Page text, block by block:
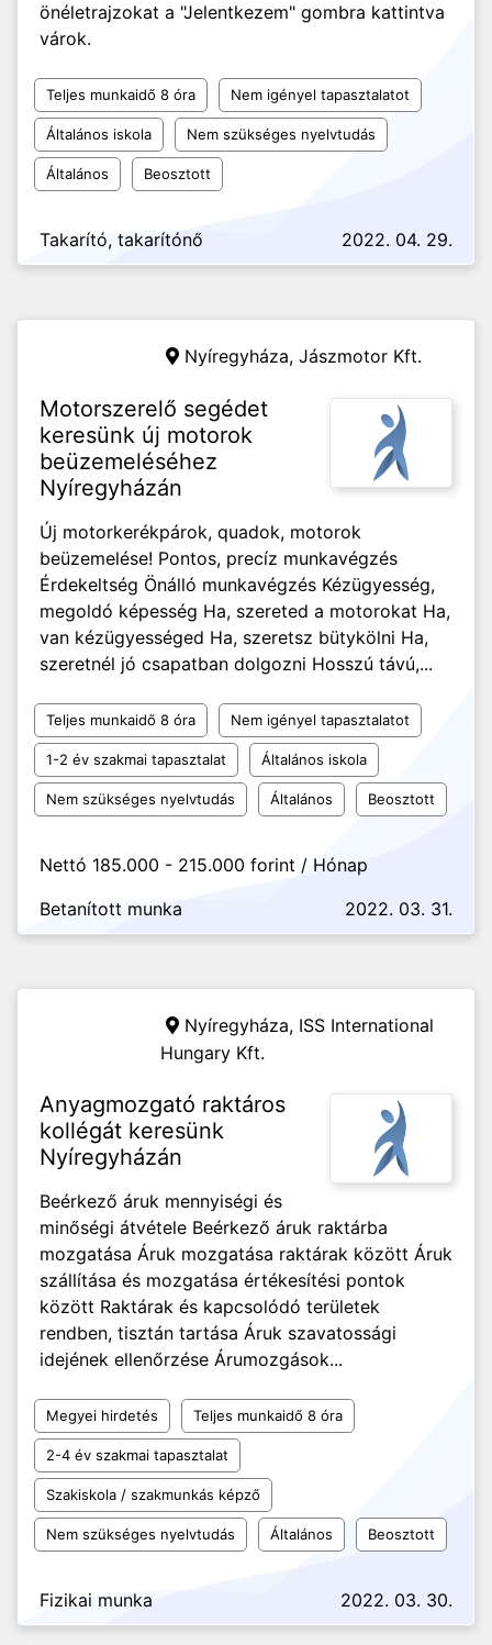
önéletrajzokat a "Jelentkezem" gombra kattintva
várok.
Teljes munkaidő 8 óra Nem igényel tapasztalatot
Általános iskola Nem szükséges nyelvtudás
Általános Beosztott
Takarító, takarítónő 2022. 04. 29.
Nyíregyháza, Jászmotor Kft.
Motorszerelő segédet
keresünk új motorok
beüzemeléséhez
Nyíregyházán
Új motorkerékpárok, quadok, motorok
beüzemelése! Pontos, precíz munkavégzés
Érdekeltség Önálló munkavégzés Kézügyesség,
megoldó képesség Ha, szereted a motorokat Ha,
van kézügyességed Ha, szeretsz bütykölni Ha,
szeretnél jó csapatban dolgozni Hosszú távú,...
Teljes munkaidő 8 óra Nem igényel tapasztalatot
1-2 év szakmai tapasztalat Általános iskola
Nem szükséges nyelvtudás Általános Beosztott
Nettó 185.000 - 215.000 forint / Hónap
Betanított munka
2022. 03. 31.
Nyíregyháza, ISS International
Hungary Kft.
Anyagmozgató raktáros
kollégát keresünk
Nyíregyházán
Beérkező áruk mennyiségi és
minőségi átvétele Beérkező áruk raktárba
mozgatása Áruk mozgatása raktárak között Áruk
szállítása és mozgatása értékesítési pontok
között Raktárak és kapcsolódó területek
rendben, tisztán tartása Áruk szavatossági
idejének ellenőrzése Árumozgások...
Megyei hirdetés Teljes munkaidő 8 óra
2-4 év szakmai tapasztalat
Szakiskola / szakmunkás képző
Nem szükséges nyelvtudás Általános Beosztott
Fizikai munka 2022. 03. 30.